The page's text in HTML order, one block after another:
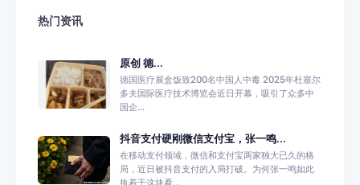
热门资讯
原创 德...
德国医疗展盒饭致200名中国人中毒 2025年杜塞尔
多夫国际医疗技术博览会近日开幕，吸引了众多中
国企...
抖音支付硬刚微信支付宝，张一鸣...
在移动支付领域，微信和支付宝两家独大已久的格
局，近日被抖音支付的入局打破。为何张一鸣如此
执着于这块看...